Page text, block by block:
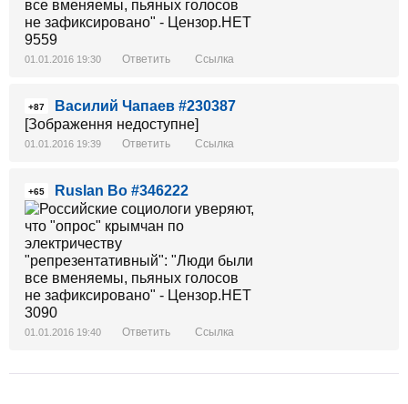
01.01.2016 19:30 Ответить Ссылка
+87
Василий Чапаев #230387
[Зображення недоступне]
01.01.2016 19:39 Ответить Ссылка
+65 Ruslan Bo #346222
01.01.2016 19:40 Ответить Ссылка